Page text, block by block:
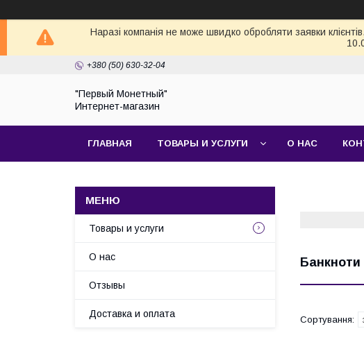
Наразі компанія не може швидко обробляти заявки
+380 (50) 630-32-04
"Первый Монетный"
Интернет-магазин
ГЛАВНАЯ ТОВАРЫ И УСЛУГИ О НАС
Товары и услуги
О нас
Отзывы
Доставка и оплата